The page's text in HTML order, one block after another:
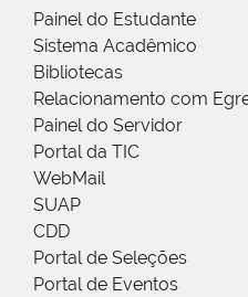
Painel do Estudante
Sistema Acadêmico
Bibliotecas
Relacionamento com
Painel do Servidor
Portal da TIC
WebMail
SUAP
CDD
Portal de Seleções
Portal de Eventos